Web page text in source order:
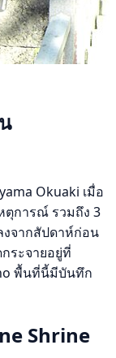
Okuaki เมื่อ
ตุการณ์ รวมถึง 3
งจากสัปดาห์ก่อน
ระจายอยู่ที่
พื้นที่นี้มีบันทึก
Shrine